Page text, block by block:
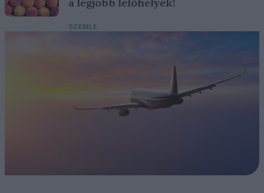
a legjobb lelőhelyek!
SZEMLE